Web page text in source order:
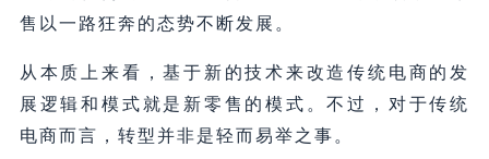
售以一路狂奔的态势不断发展。
从本质上来看，基于新的技术来改造传统电商的发
展逻辑和模式就是新零售的模式。不过，对于传统
电商而言，转型并非是轻而易举之事。